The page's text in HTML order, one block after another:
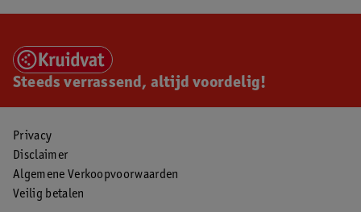
Steeds verrassend, altijd voordelig!
Privacy
Disclaimer
Algemene Verkoopvoorwaarden
Veilig betalen